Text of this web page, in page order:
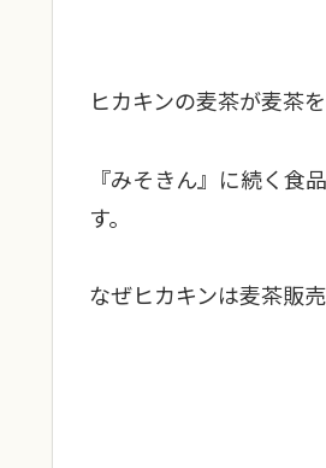
ヒカキンの麦茶が麦茶
『みそきん』に続く食
す。
なぜヒカキンは麦茶販